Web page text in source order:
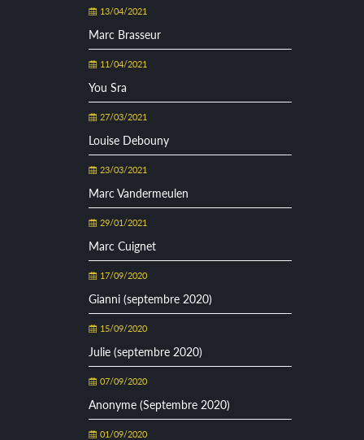
13/04/2021
Marc Brasseur
11/04/2021
You Sra
27/03/2021
Louise Debouny
23/03/2021
Marc Vandermeulen
29/01/2021
Marc Cuignet
17/09/2020
Gianni (septembre 2020)
15/09/2020
Julie (septembre 2020)
07/09/2020
Anonyme (Septembre 2020)
01/09/2020